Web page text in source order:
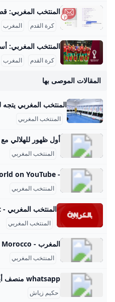
كرة القدم المغرب
كرة القدم المغرب
المقالات الموصى بها
المنتخب المغربي
المنتخب المغربي
المنتخب المغربي
المنتخب المغربي - CNN Arabic
المنتخب المغربي
المنتخب المغربي
حكيم زياش